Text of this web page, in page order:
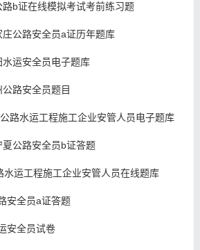
b证在线模拟考试考前练习题
公路安全员a证历年题库
运安全员电子题库
路安全员题目
路水运工程施工企业安管人员电子题库
公路安全员b证答题
水运工程施工企业安管人员在线题库
安全员a证答题
安全员试卷